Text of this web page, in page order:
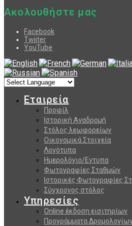
Ακολουθήστε μας
Facebook
Twiiter
YouTube
Εταιρεία
Προφίλ
Ιστορική Αναδρομή
Στόλος λεωφορείων
Οικονομικά Στοιχεία
Λογότυπα
Ημερολόγιο/Εντυπα
Φωτογραφίες Σταθμών
Ιστορικές Φωτογραφίες
Σύγχρονος στόλος
Υπηρεσίες
Online έκδοση εισιτηρίων
Προγράμματα